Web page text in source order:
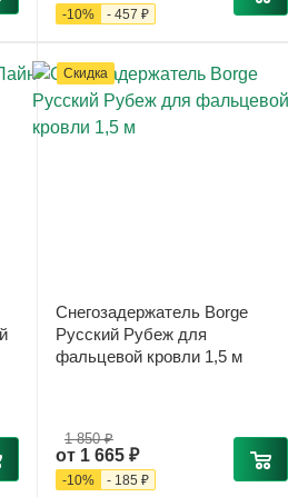
-10% - 457 ₽
Скидка
Снегозадержатель Borge
Русский Рубеж для
фальцевой кровли 1,5 м
от 1 665 ₽
1 850 ₽
-10% - 185 ₽